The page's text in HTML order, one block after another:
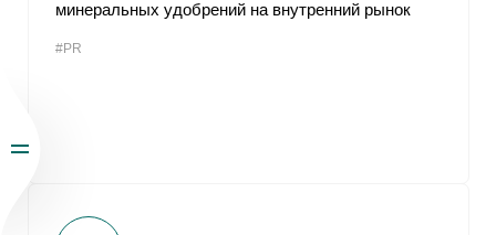
минеральных удобрений на внутренний рынок
#PR